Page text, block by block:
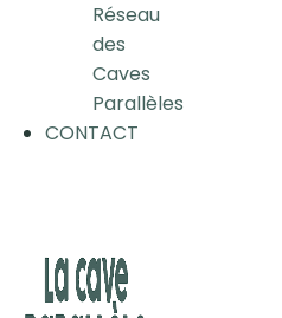
Réseau
des
Caves
Parallèles
CONTACT